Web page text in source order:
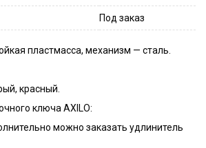
Под заказ
пластмасса, механизм — сталь.
красный.
ключа AXILO:
можно заказать удлинитель